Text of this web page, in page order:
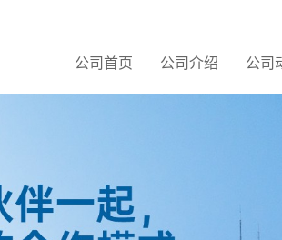
公司首页 公司介绍 公司